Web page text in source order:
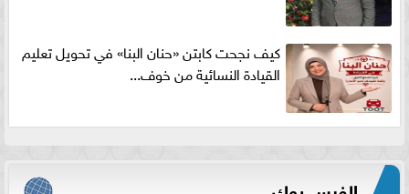
كيف نجحت كابتن «حنان البنا» في تحويل تعليم
القيادة النسائية من خوف...